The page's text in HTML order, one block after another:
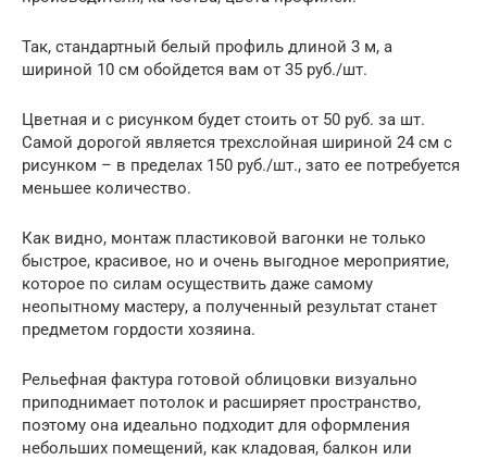
Так, стандартный белый профиль длиной 3 м, а
шириной 10 см обойдется вам от 35 руб./шт.
Цветная и с рисунком будет стоить от 50 руб. за шт.
Самой дорогой является трехслойная шириной 24 см с
рисунком – в пределах 150 руб./шт., зато ее потребуется
меньшее количество.
Как видно, монтаж пластиковой вагонки не только
быстрое, красивое, но и очень выгодное мероприятие,
которое по силам осуществить даже самому
неопытному мастеру, а полученный результат станет
предметом гордости хозяина.
Рельефная фактура готовой облицовки визуально
приподнимает потолок и расширяет пространство,
поэтому она идеально подходит для оформления
небольших помещений, как кладовая, балкон или